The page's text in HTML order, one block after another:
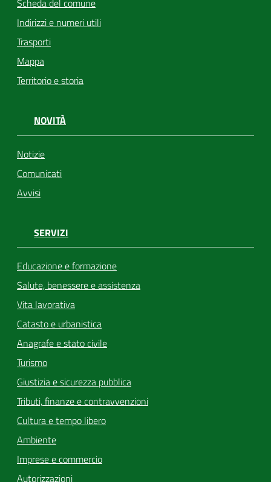
Scheda del comune
Indirizzi e numeri utili
Trasporti
Mappa
Territorio e storia
NOVITÀ
Notizie
Comunicati
Avvisi
SERVIZI
Educazione e formazione
Salute, benessere e assistenza
Vita lavorativa
Catasto e urbanistica
Anagrafe e stato civile
Turismo
Giustizia e sicurezza pubblica
Tributi, finanze e contravvenzioni
Cultura e tempo libero
Ambiente
Imprese e commercio
Autorizzazioni